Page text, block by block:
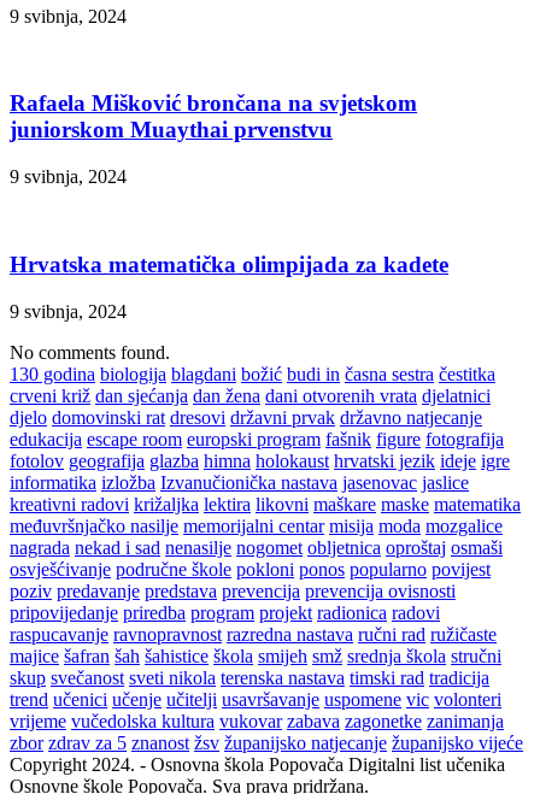
9 svibnja, 2024
Rafaela Mišković brončana na svjetskom
juniorskom Muaythai prvenstvu
9 svibnja, 2024
Hrvatska matematička olimpijada za kadete
9 svibnja, 2024
No comments found.
130 godina biologija blagdani božić budi in časna sestra čestitka
crveni križ dan sjećanja dan žena dani otvorenih vrata djelatnici
djelo domovinski rat dresovi državni prvak državno natjecanje
edukacija escape room europski program fašnik figure fotografija
fotolov geografija glazba himna holokaust hrvatski jezik ideje igre
informatika izložba Izvanučionička nastava jasenovac jaslice
kreativni radovi križaljka lektira likovni maškare maske matematika
međuvršnjačko nasilje memorijalni centar misija moda mozgalice
nagrada nekad i sad nenasilje nogomet obljetnica oproštaj osmaši
osvješćivanje područne škole pokloni ponos popularno povijest
poziv predavanje predstava prevencija prevencija ovisnosti
pripovijedanje priredba program projekt radionica radovi
raspucavanje ravnopravnost razredna nastava ručni rad ružičaste
majice šafran šah šahistice škola smijeh smž srednja škola stručni
skup svečanost sveti nikola terenska nastava timski rad tradicija
trend učenici učenje učitelji usavršavanje uspomene vic volonteri
vrijeme vučedolska kultura vukovar zabava zagonetke zanimanja
zbor zdrav za 5 znanost žsv županijsko natjecanje županijsko vijeće
Copyright 2024. - Osnovna škola Popovača Digitalni list učenika
Osnovne škole Popovača. Sva prava pridržana.